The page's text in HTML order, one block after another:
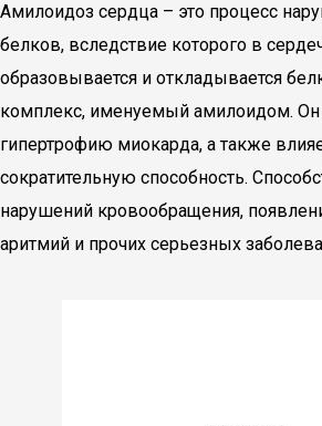
Амилоидоз сердца – это процесс
белков, вследствие которого в
образовывается и откладывается
комплекс, именуемый амилоидом. Он
гипертрофию миокарда, а также
сократительную способность.
нарушений кровообращения,
аритмий и прочих серьезных